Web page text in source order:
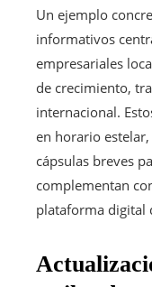
Un ejemplo
informativos
empresariales
de crecimiento,
internacional.
en horario
cápsulas breves
complementan
plataforma digital